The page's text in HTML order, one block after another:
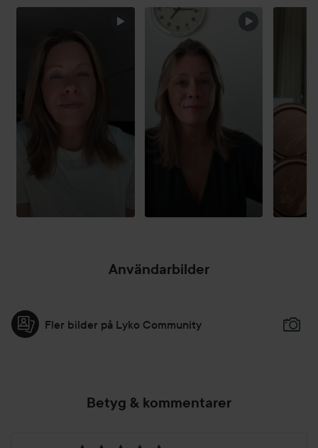
HOPPA ÖVER SEKTIONEN
Användarbilder
Fler bilder på Lyko Community
Betyg & kommentarer